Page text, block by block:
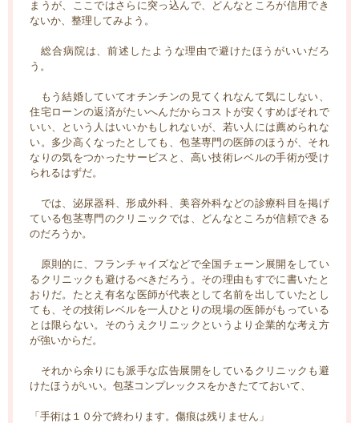
まうが、ここではさらに突っ込んで、どんなところが信用でき
ないか、整理してみよう。
総合病院は、前述したような理由で避けたほうがいいだろ
う。
もう結婚していてオチンチンの見てくれなんて気にしない、
住宅ローンの返済がたいへんだからコストが安くすめばそれで
いい、という人はいいかもしれないが、若い人には薦められな
い。多少高くなったとしても、包茎専門の医師のほうが、それ
なりの気をつかったサービスと、高い技術レベルの手術が受け
られるはずだ。
では、泌尿器科、形成外科、美容外科などの診療科目を掲げ
ている包茎専門のクリニックでは、どんなところが信頼できる
のだろうか。
原則的に、フランチャイズなどで全国チェーン展開をしてい
るクリニックも避けるべきだろう。その理由もすでに書いたと
おりだ。たとえ有名な医師が代表として名前を出していたとし
ても、その技術レベルを一人ひとりの現場の医師がもっている
とは限らない。そのうえクリニックというより企業的な考え方
が強いからだ。
それから余りにも派手な広告展開をしているクリニックも避
けたほうがいい。包茎コンプレックスをかきたてておいて、
「手術は１０分で終わります。傷痕は残りません」